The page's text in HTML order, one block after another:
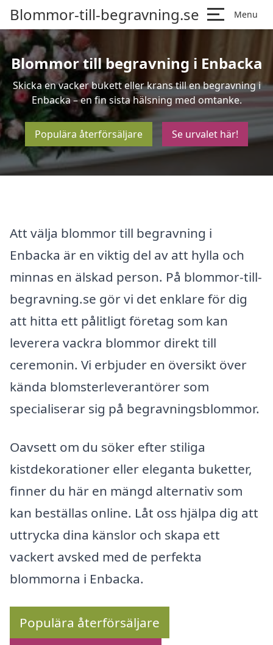
Blommor-till-begravning.se Menu
Blommor till begravning i Enbacka
Skicka en vacker bukett eller krans till en begravning i
Enbacka – en fin sista hälsning med omtanke.
Populära återförsäljare Se urvalet här!
Att välja blommor till begravning i
Enbacka är en viktig del av att hylla och
minnas en älskad person. På blommor-till-
begravning.se gör vi det enklare för dig
att hitta ett pålitligt företag som kan
leverera vackra blommor direkt till
ceremonin. Vi erbjuder en översikt över
kända blomsterleverantörer som
specialiserar sig på begravningsblommor.
Oavsett om du söker efter stiliga
kistdekorationer eller eleganta buketter,
finner du här en mängd alternativ som
kan beställas online. Låt oss hjälpa dig att
uttrycka dina känslor och skapa ett
vackert avsked med de perfekta
blommorna i Enbacka.
Populära återförsäljare